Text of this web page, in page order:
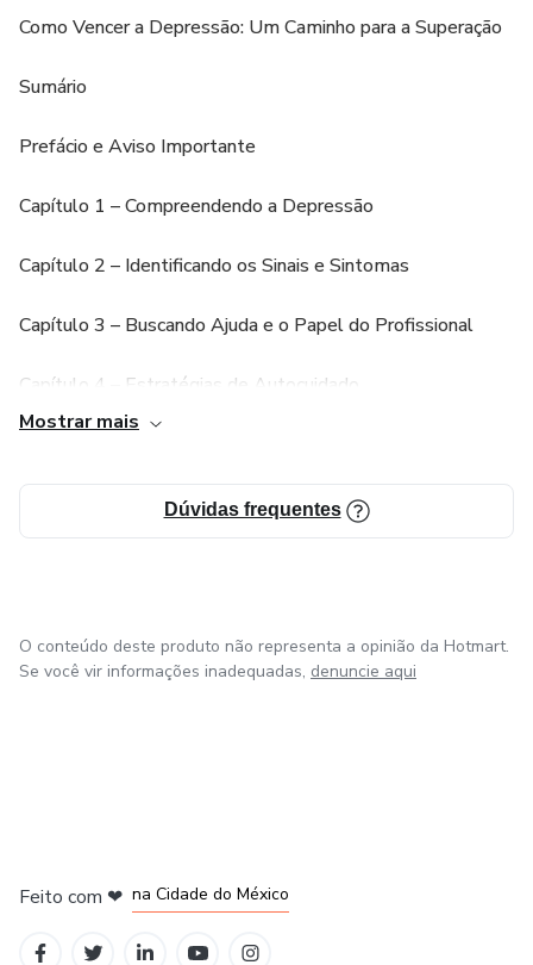
Como Vencer a Depressão: Um Caminho para a Superação
Sumário
Prefácio e Aviso Importante
Capítulo 1 – Compreendendo a Depressão
Capítulo 2 – Identificando os Sinais e Sintomas
Capítulo 3 – Buscando Ajuda e o Papel do Profissional
Capítulo 4 – Estratégias de Autocuidado
Capítulo 6 – Estabelecendo Metas e Encontrando
Propósito
Capítulo 8 – Histórias de Superação e Inspiração
Mostrar mais
Dúvidas frequentes
O conteúdo deste produto não representa a opinião da Hotmart.
Se você vir informações inadequadas, denuncie aqui
Feito com ❤ na Cidade do México